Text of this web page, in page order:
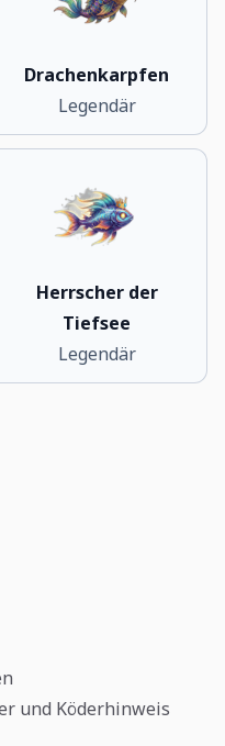
Drachenkarpfen
Legendär
Herrscher der
Tiefsee
Legendär
und Köderhinweis